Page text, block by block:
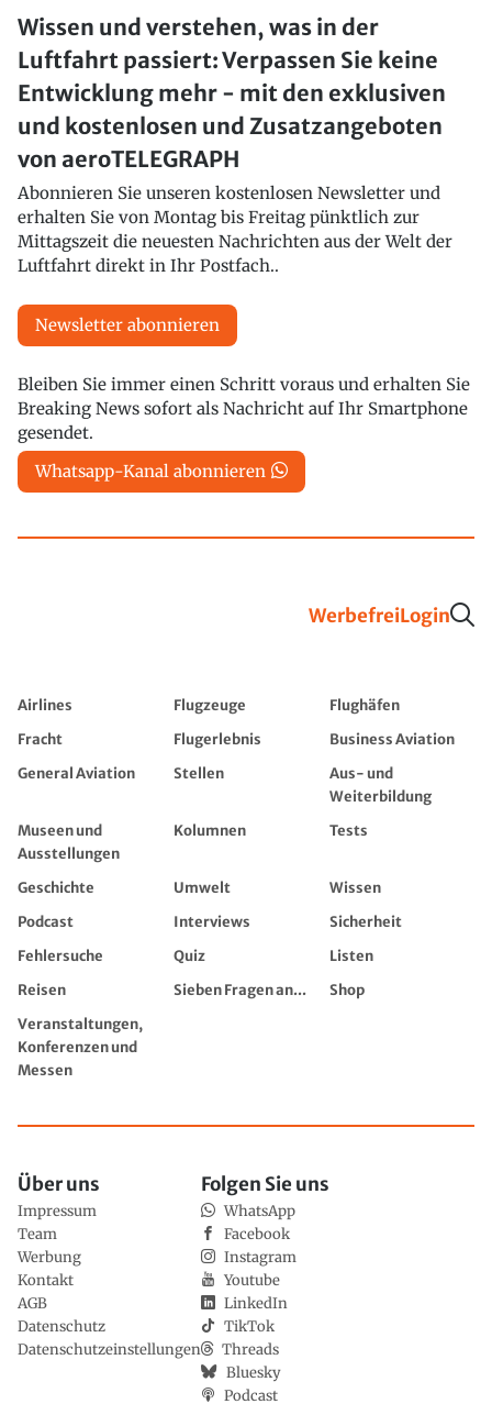
Wissen und verstehen, was in der
Luftfahrt passiert: Verpassen Sie keine
Entwicklung mehr - mit den exklusiven
und kostenlosen und Zusatzangeboten
von aeroTELEGRAPH
Abonnieren Sie unseren kostenlosen Newsletter und
erhalten Sie von Montag bis Freitag pünktlich zur
Mittagszeit die neuesten Nachrichten aus der Welt der
Luftfahrt direkt in Ihr Postfach..
Newsletter abonnieren
Bleiben Sie immer einen Schritt voraus und erhalten Sie
Breaking News sofort als Nachricht auf Ihr Smartphone
gesendet.
Whatsapp-Kanal abonnieren
WerbefreiLogin
Airlines Flugzeuge
Flughäfen
Fracht
Flugerlebnis
Business Aviation
General Aviation
Stellen
Aus- und
Weiterbildung
Museen und
Ausstellungen
Kolumnen Tests
Geschichte Umwelt
Wissen
Podcast
Interviews
Sicherheit
Fehlersuche
Quiz
Listen
Reisen
Sieben Fragen an...
Shop
Veranstaltungen,
Konferenzen und
Messen
Über uns
Impressum
Team
Werbung
Kontakt
AGB
Datenschutz
Datenschutzeinstellungen
Folgen Sie uns
WhatsApp
Facebook
Instagram
Youtube
LinkedIn
TikTok
Threads
Bluesky
Podcast